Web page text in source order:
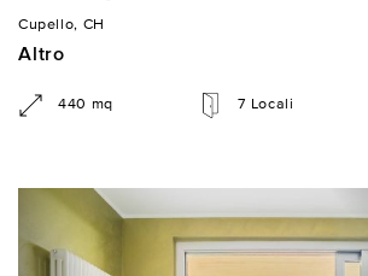
Cupello, CH
Altro
440 mq 7 Locali